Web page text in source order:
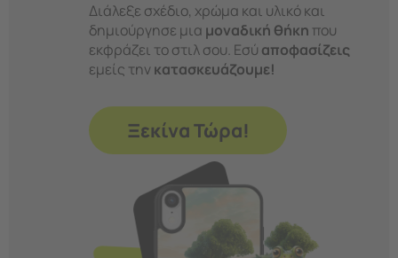
Διάλεξε σχέδιο, χρώμα και υλικό και
δημιούργησε μια μοναδική θήκη που
εκφράζει το στιλ σου. Εσύ αποφασίζεις
εμείς την κατασκευάζουμε!
Ξεκίνα Τώρα!